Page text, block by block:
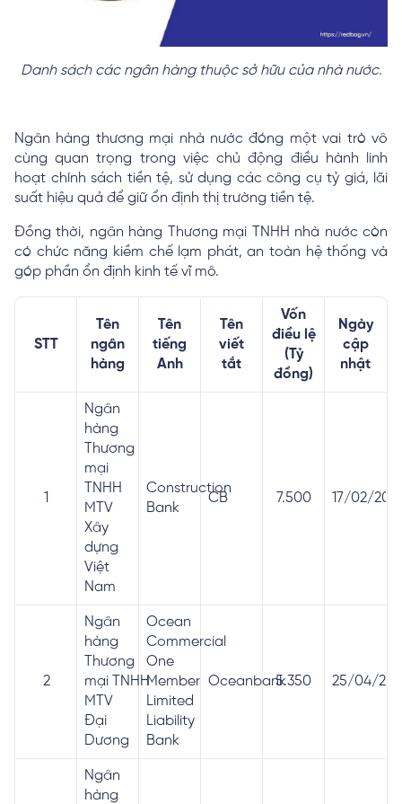
Danh sách các ngân hàng thuộc sở hữu của nhà nước.
Ngân hàng thương mại nhà nước đóng một vai trò vô
cùng quan trọng trong việc chủ động điều hành linh
hoạt chính sách tiền tệ, sử dụng các công cụ tỷ giá, lãi
suất hiệu quả để giữ ổn định thị trường tiền tệ.
Đồng thời, ngân hàng Thương mại TNHH nhà nước còn
có chức năng kiềm chế lạm phát, an toàn hệ thống và
góp phần ổn định kinh tế vĩ mô.
STT
Tên
ngân
hàng
Tên
tiếng
Anh
Tên
viết
tắt
Vốn
điều lệ
(Tỷ
đồng)
Ngày
cập
nhật
1
Ngân
hàng
Thương
mại
TNHH
MTV
Xây
dựng
Việt
Nam
Construction
Bank
CB 7.500 17/02/2016
2
Ngân
hàng
Thương
mại TNHH
MTV
Đại
Dương
Ocean
Commercial
One
Member
Limited
Liability
Bank
Oceanbank5.350 25/04/
Ngân
hàng